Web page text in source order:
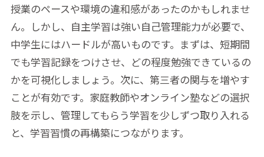
授業のペースや環境の違和感があったのかもしれませ
ん。しかし、自主学習は強い自己管理能力が必要で、
中学生にはハードルが高いものです。まずは、短期間
でも学習記録をつけさせ、どの程度勉強できているの
かを可視化しましょう。次に、第三者の関与を増やす
ことが有効です。家庭教師やオンライン塾などの選択
肢を示し、管理してもらう学習を少しずつ取り入れる
と、学習習慣の再構築につながります。